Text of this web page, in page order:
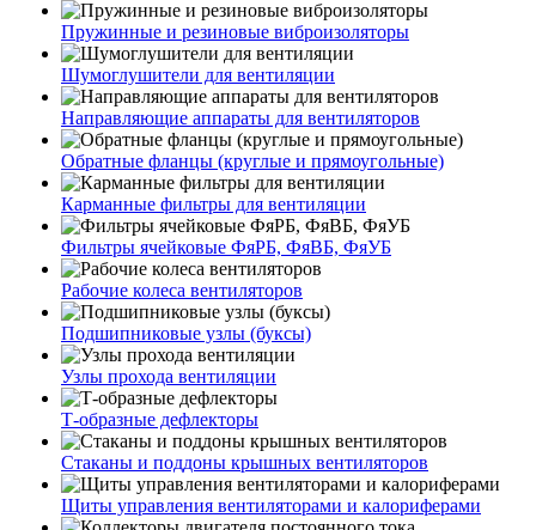
Пружинные и резиновые виброизоляторы
Шумоглушители для вентиляции
Направляющие аппараты для вентиляторов
Обратные фланцы (круглые и прямоугольные)
Карманные фильтры для вентиляции
Фильтры ячейковые ФяРБ, ФяВБ, ФяУБ
Рабочие колеса вентиляторов
Подшипниковые узлы (буксы)
Узлы прохода вентиляции
Т-образные дефлекторы
Стаканы и поддоны крышных вентиляторов
Щиты управления вентиляторами и калориферами